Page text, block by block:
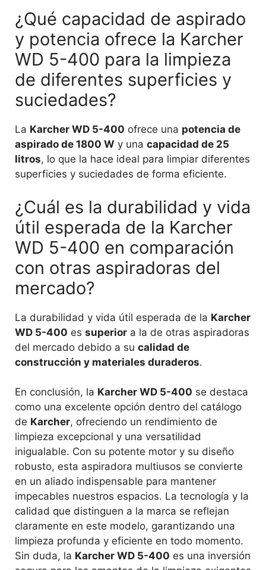
¿Qué capacidad de aspirado
y potencia ofrece la Karcher
WD 5-400 para la limpieza
de diferentes superficies y
suciedades?
La Karcher WD 5-400 ofrece una potencia de
aspirado de 1800 W y una capacidad de 25
litros, lo que la hace ideal para limpiar diferentes
superficies y suciedades de forma eficiente.
¿Cuál es la durabilidad y vida
útil esperada de la Karcher
WD 5-400 en comparación
con otras aspiradoras del
mercado?
La durabilidad y vida útil esperada de la Karcher
WD 5-400 es superior a la de otras aspiradoras
del mercado debido a su calidad de
construcción y materiales duraderos.
En conclusión, la Karcher WD 5-400 se destaca
como una excelente opción dentro del catálogo
de Karcher, ofreciendo un rendimiento de
limpieza excepcional y una versatilidad
inigualable. Con su potente motor y su diseño
robusto, esta aspiradora multiusos se convierte
en un aliado indispensable para mantener
impecables nuestros espacios. La tecnología y la
calidad que distinguen a la marca se reflejan
claramente en este modelo, garantizando una
limpieza profunda y eficiente en todo momento.
Sin duda, la Karcher WD 5-400 es una inversión